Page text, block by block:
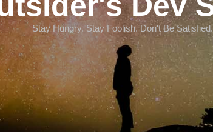
Stay Hungry. Stay Foolish. Don't Be Satisfied.